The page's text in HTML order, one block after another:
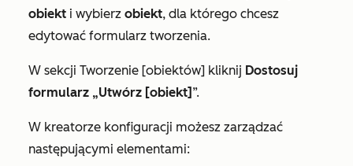
obiekt i wybierz obiekt, dla którego chcesz
edytować formularz tworzenia.
W sekcji Tworzenie [obiektów] kliknij Dostosuj
formularz „Utwórz [obiekt] ”.
W kreatorze konfiguracji możesz zarządzać
następującymi elementami: